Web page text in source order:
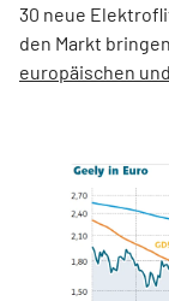
30 neue
den Markt bringen.
europäischen